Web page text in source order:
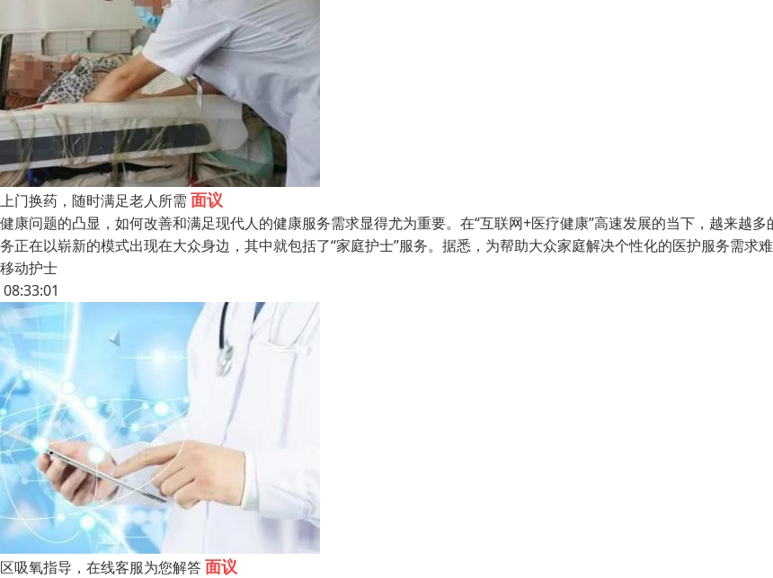
门换药，随时满足老人所需 面议
康问题的凸显，如何改善和满足现代人的健康服务需求显得尤为重要。在“互联网+医疗健康”高速发展的当下，越来越多
正在以崭新的模式出现在大众身边，其中就包括了“家庭护士”服务。据悉，为帮助大众家庭解决个性化的医护服务需求难
动护士
吸氧指导，在线客服为您解答面议